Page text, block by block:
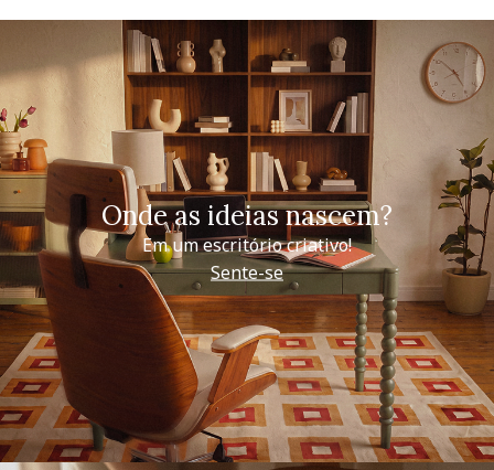
Onde as ideias nascem?
Em um escritório criativo!
Sente-se